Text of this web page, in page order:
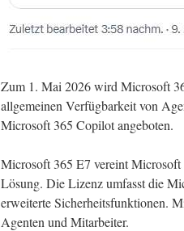
Zum 1. Mai 2026 wird Microsoft
allgemeinen Verfügbarkeit von
Microsoft 365 Copilot angeboten.
Microsoft 365 E7 vereint
Lösung. Die Lizenz umfasst die
erweiterte Sicherheitsfunktionen.
Agenten und Mitarbeiter.